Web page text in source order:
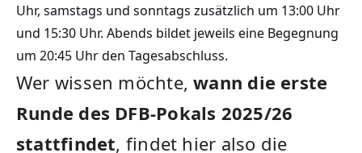
Uhr, samstags und sonntags zusätzlich um 13:00 Uhr
und 15:30 Uhr. Abends bildet jeweils eine Begegnung
um 20:45 Uhr den Tagesabschluss.
Wer wissen möchte,wann die erste
Runde des DFB-Pokals 2025/26
stattfindet, findet hier also die